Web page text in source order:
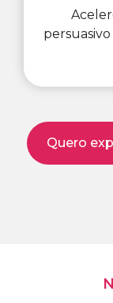
Quero